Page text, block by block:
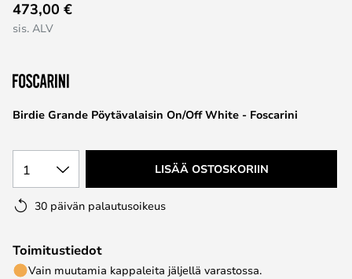
to
the
of
the
images
Birdie Grande Pöytävalaisin On/Off White - Foscarini
473,00 €
sis. ALV
1 LISÄÄ OSTOSKORIIN
30 päivän palautusoikeus
Toimitustiedot
Vain muutamia kappaleita jäljellä varastossa.